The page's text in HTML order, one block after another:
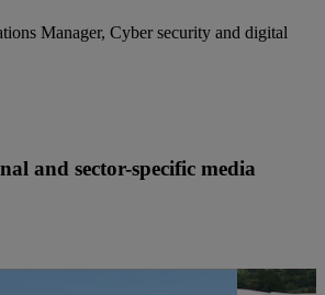
Manager, Cyber security and digital
and sector-specific media